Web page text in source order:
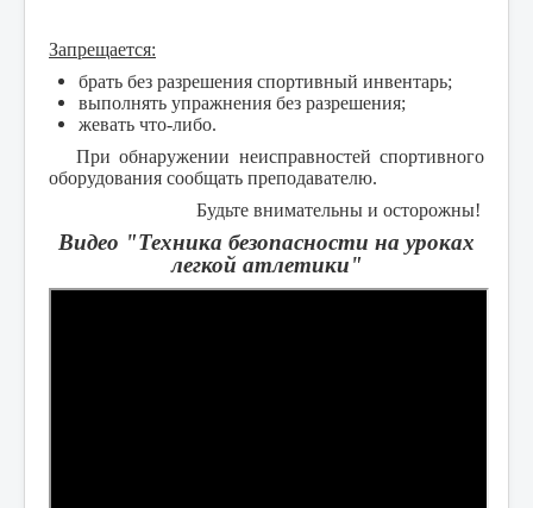
Запрещается:
брать без разрешения спортивный инвентарь;
выполнять упражнения без разрешения;
жевать что-либо.
При обнаружении неисправностей спортивного
оборудования сообщать преподавателю.
Будьте внимательны и осторожны!
Видео "Техника безопасности на уроках
легкой атлетики"